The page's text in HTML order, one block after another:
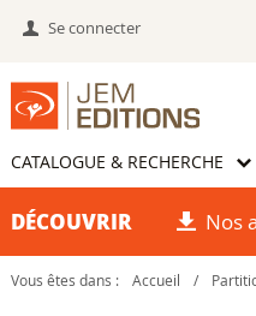
Se connecter
CATALOGUE & RECHERCHE
DÉCOUVRIR Nos
Vous êtes dans : Accueil /